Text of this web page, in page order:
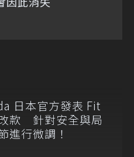
日本官方發表 Fit
款 針對安全與局
進行微調！